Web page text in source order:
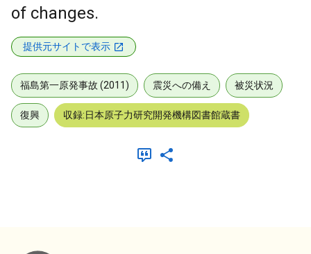
of changes.
提供元サイトで表示
福島第一原発事故 (2011) 震災への備え 被災状況
復興 収録:日本原子力研究開発機構図書館蔵書